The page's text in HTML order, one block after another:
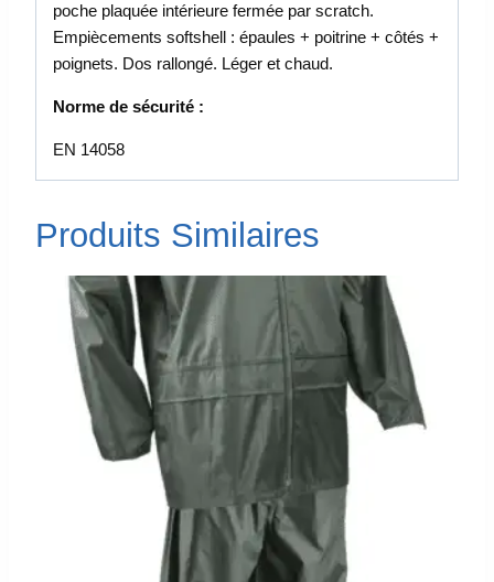
poche plaquée intérieure fermée par scratch.
Empiècements softshell : épaules + poitrine + côtés +
poignets. Dos rallongé. Léger et chaud.
Norme de sécurité :
EN 14058
Produits Similaires